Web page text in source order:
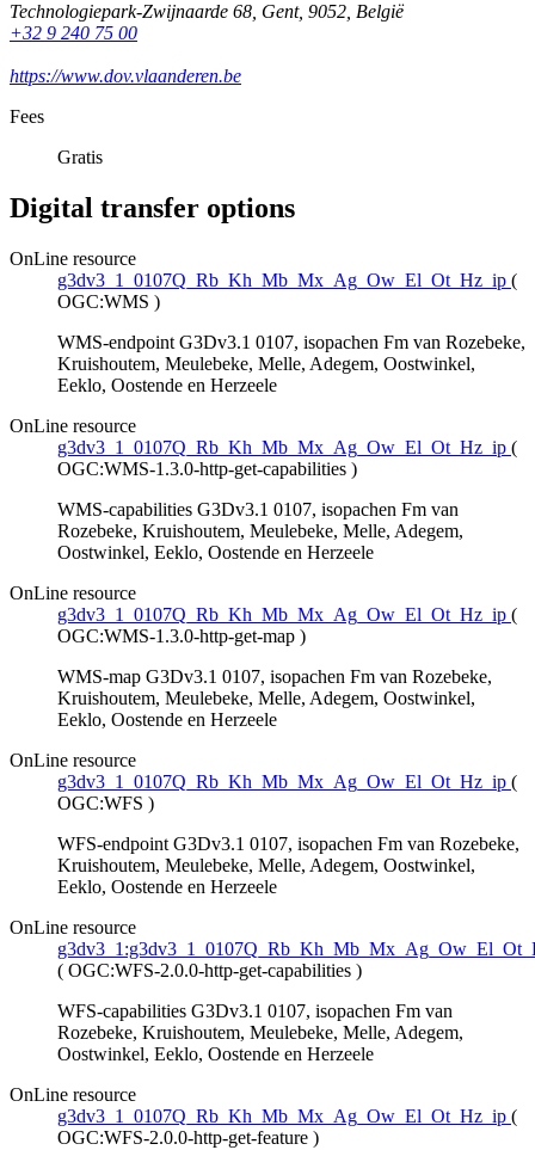
Technologiepark-Zwijnaarde 68, Gent, 9052, België
+32 9 240 75 00
https://www.dov.vlaanderen.be
Fees
Gratis
Digital transfer options
OnLine resource
g3dv3_1_0107Q_Rb_Kh_Mb_Mx_Ag_Ow_El_Ot_Hz_ip (
OGC:WMS )
WMS-endpoint G3Dv3.1 0107, isopachen Fm van Rozebeke,
Kruishoutem, Meulebeke, Melle, Adegem, Oostwinkel,
Eeklo, Oostende en Herzeele
OnLine resource
g3dv3_1_0107Q_Rb_Kh_Mb_Mx_Ag_Ow_El_Ot_Hz_ip (
OGC:WMS-1.3.0-http-get-capabilities )
WMS-capabilities G3Dv3.1 0107, isopachen Fm van
Rozebeke, Kruishoutem, Meulebeke, Melle, Adegem,
Oostwinkel, Eeklo, Oostende en Herzeele
OnLine resource
g3dv3_1_0107Q_Rb_Kh_Mb_Mx_Ag_Ow_El_Ot_Hz_ip (
OGC:WMS-1.3.0-http-get-map )
WMS-map G3Dv3.1 0107, isopachen Fm van Rozebeke,
Kruishoutem, Meulebeke, Melle, Adegem, Oostwinkel,
Eeklo, Oostende en Herzeele
OnLine resource
g3dv3_1_0107Q_Rb_Kh_Mb_Mx_Ag_Ow_El_Ot_Hz_ip (
OGC:WFS )
WFS-endpoint G3Dv3.1 0107, isopachen Fm van Rozebeke,
Kruishoutem, Meulebeke, Melle, Adegem, Oostwinkel,
Eeklo, Oostende en Herzeele
OnLine resource
( OGC:WFS-2.0.0-http-get-capabilities )
WFS-capabilities G3Dv3.1 0107, isopachen Fm van
Rozebeke, Kruishoutem, Meulebeke, Melle, Adegem,
Oostwinkel, Eeklo, Oostende en Herzeele
OnLine resource
g3dv3_1_0107Q_Rb_Kh_Mb_Mx_Ag_Ow_El_Ot_Hz_ip (
OGC:WFS-2.0.0-http-get-feature )